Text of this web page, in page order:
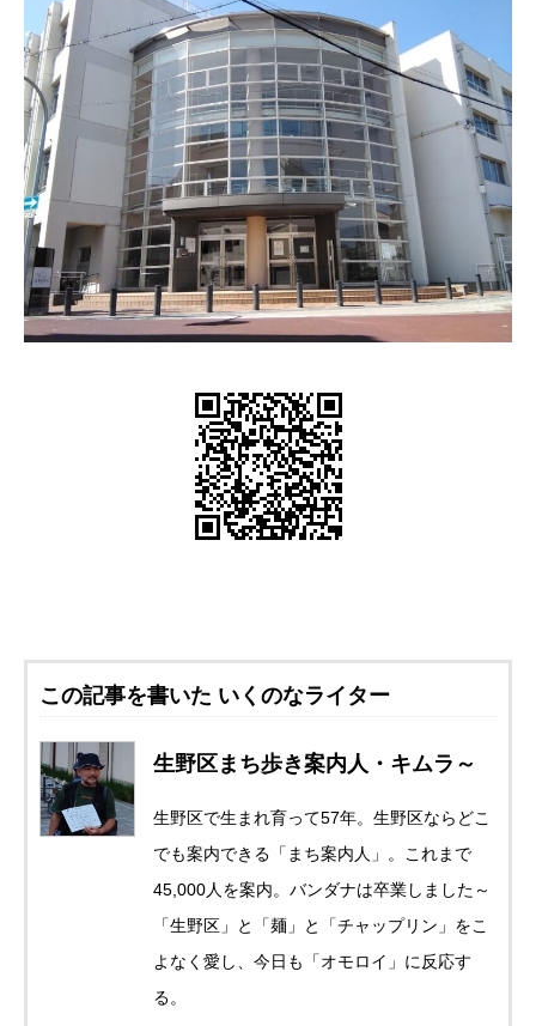
この記事を書いた いくのなライター
生野区まち歩き案内人・キムラ～
生野区で生まれ育って57年。生野区ならどこ
でも案内できる「まち案内人」。これまで
45,000人を案内。バンダナは卒業しました～
「生野区」と「麺」と「チャップリン」をこ
よなく愛し、今日も「オモロイ」に反応す
る。